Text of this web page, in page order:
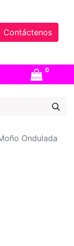
Contáctenos
0
Ondulada